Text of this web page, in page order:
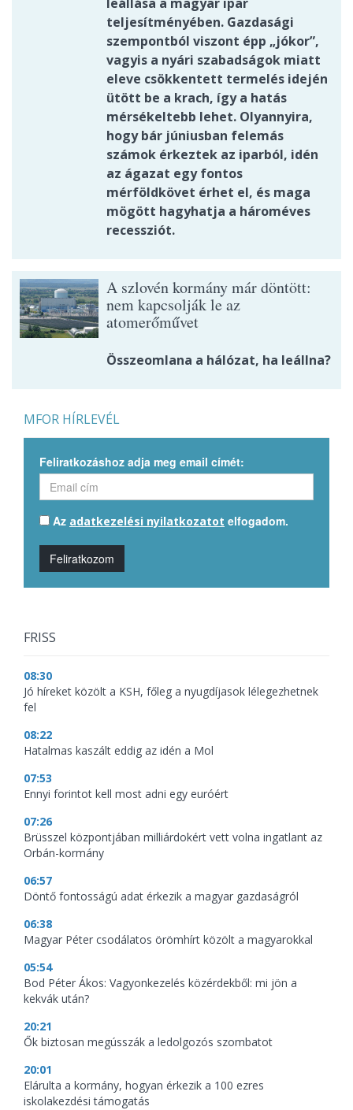
leállása a magyar ipar
teljesítményében. Gazdasági
szempontból viszont épp „jókor”,
vagyis a nyári szabadságok miatt
eleve csökkentett termelés idején
ütött be a krach, így a hatás
mérsékeltebb lehet. Olyannyira,
hogy bár júniusban felemás
számok érkeztek az iparból, idén
az ágazat egy fontos
mérföldkövet érhet el, és maga
mögött hagyhatja a hároméves
recessziót.
A szlovén kormány már döntött:
nem kapcsolják le az
atomerőművet
Összeomlana a hálózat, ha leállna?
MFOR HÍRLEVÉL
Feliratkozáshoz adja meg email címét:
Az adatkezelési nyilatkozatot elfogadom.
Feliratkozom
FRISS
08:30
Jó híreket közölt a KSH, főleg a nyugdíjasok lélegezhetnek
fel
08:22
Hatalmas kaszált eddig az idén a Mol
07:53
Ennyi forintot kell most adni egy euróért
07:26
Brüsszel központjában milliárdokért vett volna ingatlant az
Orbán-kormány
06:57
Döntő fontosságú adat érkezik a magyar gazdaságról
06:38
Magyar Péter csodálatos örömhírt közölt a magyarokkal
05:54
Bod Péter Ákos: Vagyonkezelés közérdekből: mi jön a
kekvák után?
20:21
Ők biztosan megússzák a ledolgozós szombatot
20:01
Elárulta a kormány, hogyan érkezik a 100 ezres
iskolakezdési támogatás